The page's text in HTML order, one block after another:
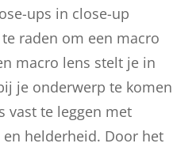
ups in close-up
raden om een macro
macro lens stelt je in
je onderwerp te komen
vast te leggen met
helderheid. Door het